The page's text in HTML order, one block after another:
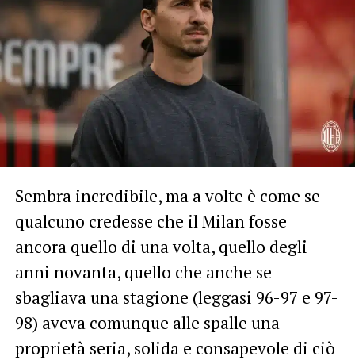
Sembra incredibile, ma a volte è come se
qualcuno credesse che il Milan fosse
ancora quello di una volta, quello degli
anni novanta, quello che anche se
sbagliava una stagione (leggasi 96-97 e 97-
98) aveva comunque alle spalle una
proprietà seria, solida e consapevole di ciò